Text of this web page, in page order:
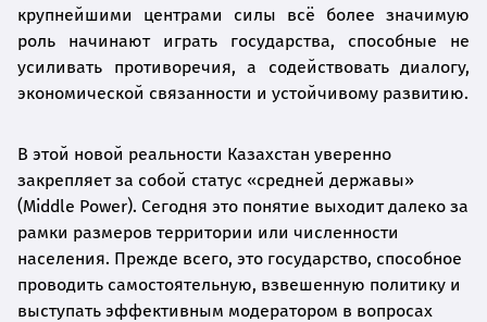
крупнейшими центрами силы всё более значимую
роль начинают играть государства, способные не
усиливать противоречия, а содействовать диалогу,
экономической связанности и устойчивому развитию.
В этой новой реальности Казахстан уверенно
закрепляет за собой статус «средней державы»
(Middle Power). Сегодня это понятие выходит далеко за
рамки размеров территории или численности
населения. Прежде всего, это государство, способное
проводить самостоятельную, взвешенную политику и
выступать эффективным модератором в вопросах